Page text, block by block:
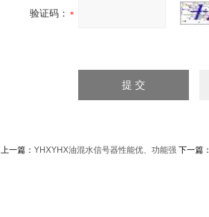
验证码：
上一篇： YHXYHX油混水信号器性能优、功能强 下一篇：